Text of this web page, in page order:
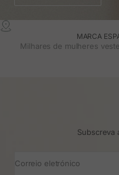
MARCA
Milhares de mulheres
Subscreva
Correio eletrónico